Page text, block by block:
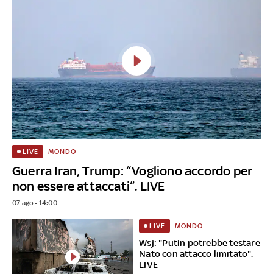
Guerra Iran, Trump: “Vogliono accordo per
non essere attaccati”. LIVE
LIVE MONDO
07 ago - 14:00
Wsj: "Putin potrebbe testare
Nato con attacco limitato".
LIVE
LIVE MONDO